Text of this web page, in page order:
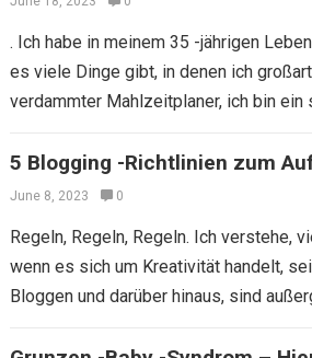
. Ich habe in meinem 35 -jährigen
es viele Dinge gibt, in denen ich
verdammter Mahlzeitplaner, ich bin ein
5 Blogging -Richtlinien zum
June 8, 2023 0
Regeln, Regeln, Regeln. Ich verstehe,
wenn es sich um Kreativität handelt,
Bloggen und darüber hinaus, sind